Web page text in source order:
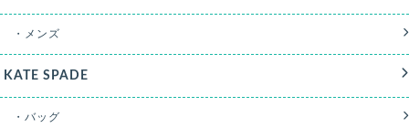
・メンズ
KATE SPADE
・バッグ